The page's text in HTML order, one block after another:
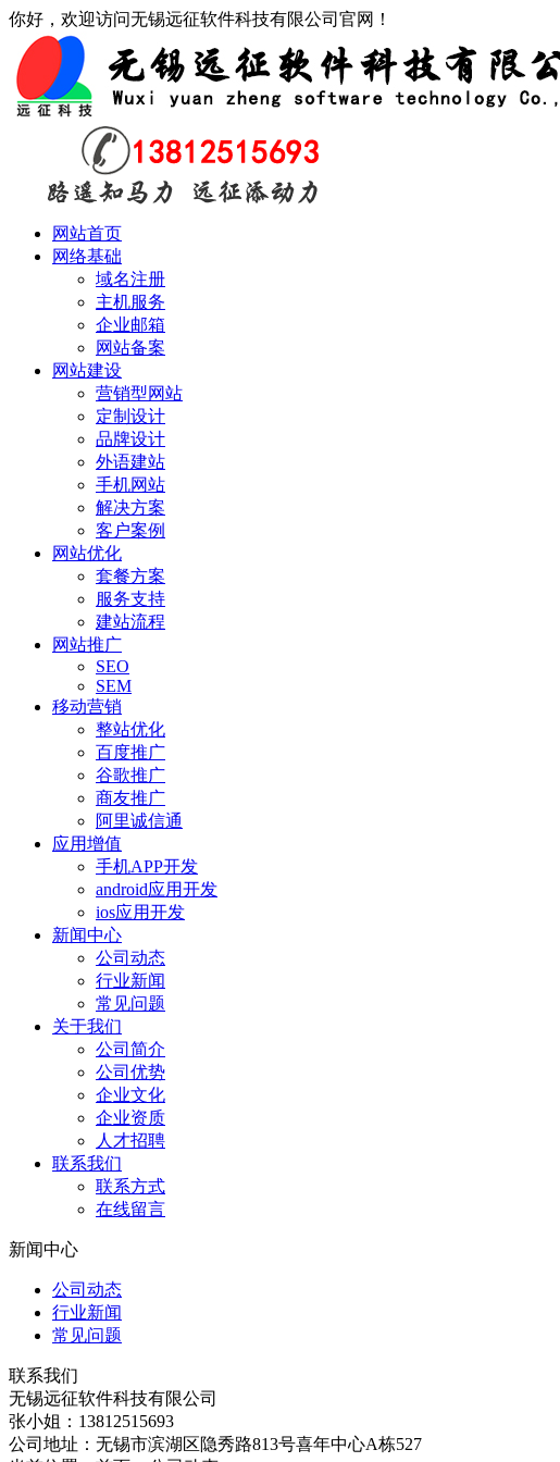
你好，欢迎访问无锡远征软件科技有限公司官网！
网站首页
网络基础
域名注册
主机服务
企业邮箱
网站备案
网站建设
营销型网站
定制设计
品牌设计
外语建站
手机网站
解决方案
客户案例
网站优化
套餐方案
服务支持
建站流程
网站推广
SEO
SEM
移动营销
整站优化
百度推广
谷歌推广
商友推广
阿里诚信通
应用增值
手机APP开发
android应用开发
ios应用开发
新闻中心
公司动态
行业新闻
常见问题
关于我们
公司简介
公司优势
企业文化
企业资质
人才招聘
联系我们
联系方式
在线留言
新闻中心
公司动态
行业新闻
常见问题
联系我们
无锡远征软件科技有限公司
张小姐：13812515693
公司地址：无锡市滨湖区隐秀路813号喜年中心A栋527